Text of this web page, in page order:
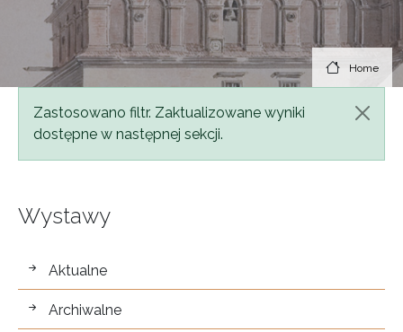
Home
Status message
Zastosowano filtr. Zaktualizowane wyniki
dostępne w następnej sekcji.
Wystawy
wystawy
Aktualne
Archiwalne